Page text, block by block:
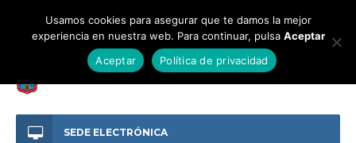
SEDE ELECTRÓNICA
Usamos cookies para asegurar que te damos la mejor
experiencia en nuestra web. Para continuar, pulsa Aceptar
Aceptar
Política de privacidad